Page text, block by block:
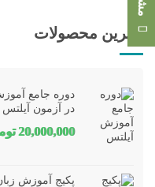
بهترین محصولات
دوره جامع
در آزمون آیلتس
20,000,000
پکیج آموزش